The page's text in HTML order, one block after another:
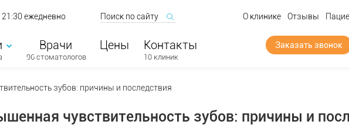
ежедневно О клинике Отзывы
Врачи
96 стоматологов
Цены Контакты
10 клиник
Заказать звонок
зубов: причины и последствия
чувствительность зубов: причины и